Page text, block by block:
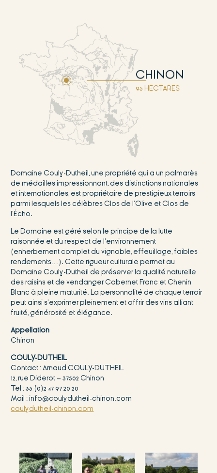
CHINON
95 HECTARES
Domaine Couly-Dutheil, une propriété qui a un palmarès
de médailles impressionnant, des distinctions nationales
et internationales, est propriétaire de prestigieux terroirs
parmi lesquels les célèbres Clos de l’Olive et Clos de
l’Écho.
Le Domaine est géré selon le principe de la lutte
raisonnée et du respect de l’environnement
(enherbement complet du vignoble, effeuillage, faibles
rendements…). Cette rigueur culturale permet au
Domaine Couly-Dutheil de préserver la qualité naturelle
des raisins et de vendanger Cabernet Franc et Chenin
Blanc à pleine maturité. La personnalité de chaque terroir
peut ainsi s’exprimer pleinement et offrir des vins alliant
fruité, générosité et élégance.
Appellation
Chinon
COULY-DUTHEIL
Contact : Arnaud COULY-DUTHEIL
12, rue Diderot – 37502 Chinon
Tel : 33 (0)2 47 97 20 20
Mail : info@coulydutheil-chinon.com
coulydutheil-chinon.com